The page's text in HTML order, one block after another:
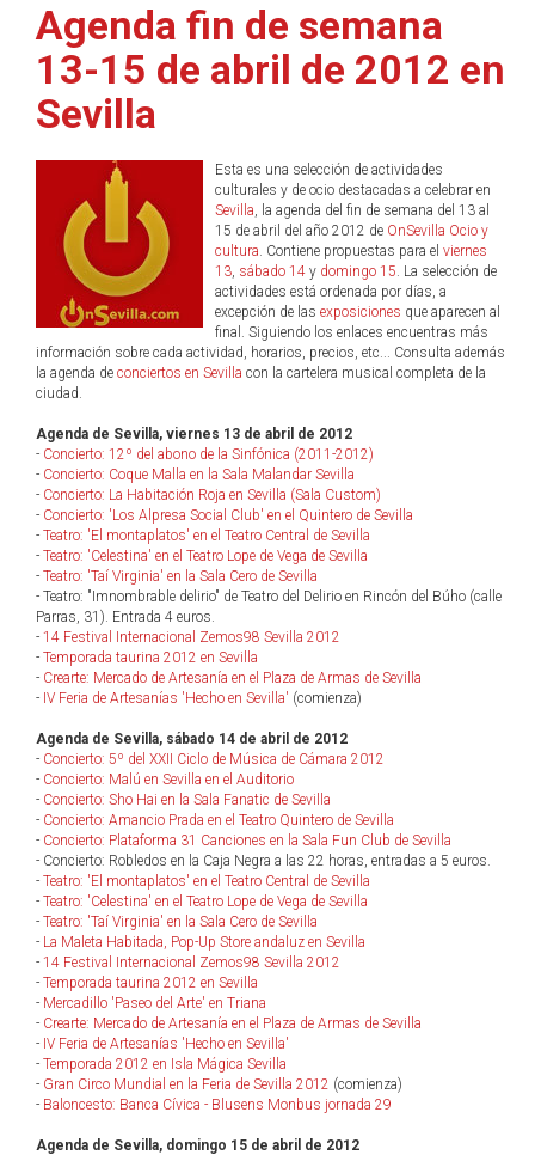
Agenda fin de semana
13-15 de abril de 2012 en
Sevilla
Esta es una selección de actividades
culturales y de ocio destacadas a celebrar en
Sevilla, la agenda del fin de semana del 13 al
15 de abril del año 2012 de OnSevilla Ocio y
cultura. Contiene propuestas para el viernes
13, sábado 14 y domingo 15. La selección de
actividades está ordenada por días, a
excepción de las exposiciones que aparecen al
final. Siguiendo los enlaces encuentras más
información sobre cada actividad, horarios, precios, etc... Consulta además
la agenda de conciertos en Sevilla con la cartelera musical completa de la
ciudad.
Agenda de Sevilla, viernes 13 de abril de 2012
- Concierto: 12º del abono de la Sinfónica (2011-2012)
- Concierto: Coque Malla en la Sala Malandar Sevilla
- Concierto: La Habitación Roja en Sevilla (Sala Custom)
- Concierto: 'Los Alpresa Social Club' en el Quintero de Sevilla
- Teatro: 'El montaplatos' en el Teatro Central de Sevilla
- Teatro: 'Celestina' en el Teatro Lope de Vega de Sevilla
- Teatro: 'Taí Virginia' en la Sala Cero de Sevilla
- Teatro: "Imnombrable delirio" de Teatro del Delirio en Rincón del Búho (calle
Parras, 31). Entrada 4 euros.
- 14 Festival Internacional Zemos98 Sevilla 2012
- Temporada taurina 2012 en Sevilla
- Crearte: Mercado de Artesanía en el Plaza de Armas de Sevilla
- IV Feria de Artesanías 'Hecho en Sevilla' (comienza)
Agenda de Sevilla, sábado 14 de abril de 2012
- Concierto: 5º del XXII Ciclo de Música de Cámara 2012
- Concierto: Malú en Sevilla en el Auditorio
- Concierto: Sho Hai en la Sala Fanatic de Sevilla
- Concierto: Amancio Prada en el Teatro Quintero de Sevilla
- Concierto: Plataforma 31 Canciones en la Sala Fun Club de Sevilla
- Concierto: Robledos en la Caja Negra a las 22 horas, entradas a 5 euros.
- Teatro: 'El montaplatos' en el Teatro Central de Sevilla
- Teatro: 'Celestina' en el Teatro Lope de Vega de Sevilla
- Teatro: 'Taí Virginia' en la Sala Cero de Sevilla
- La Maleta Habitada, Pop-Up Store andaluz en Sevilla
- 14 Festival Internacional Zemos98 Sevilla 2012
- Temporada taurina 2012 en Sevilla
- Mercadillo 'Paseo del Arte' en Triana
- Crearte: Mercado de Artesanía en el Plaza de Armas de Sevilla
- IV Feria de Artesanías 'Hecho en Sevilla'
- Temporada 2012 en Isla Mágica Sevilla
- Gran Circo Mundial en la Feria de Sevilla 2012 (comienza)
- Baloncesto: Banca Cívica - Blusens Monbus jornada 29
Agenda de Sevilla, domingo 15 de abril de 2012